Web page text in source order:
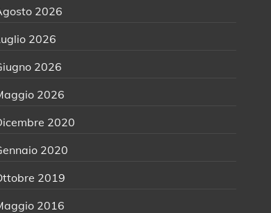
2026
2026
2026
2026
2020
2020
2019
2016